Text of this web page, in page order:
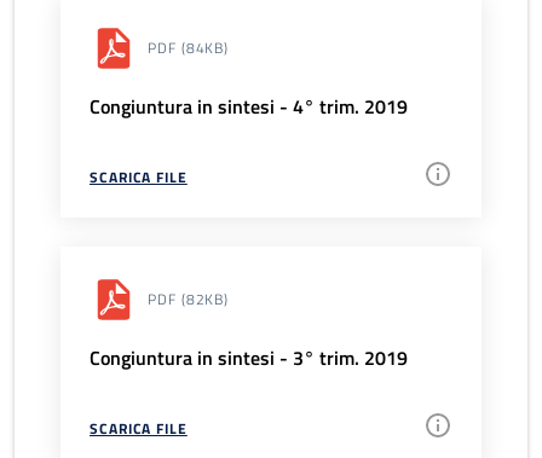
PDF (84KB)
Congiuntura in sintesi - 4° trim. 2019
SCARICA FILE
PDF (82KB)
Congiuntura in sintesi - 3° trim. 2019
SCARICA FILE